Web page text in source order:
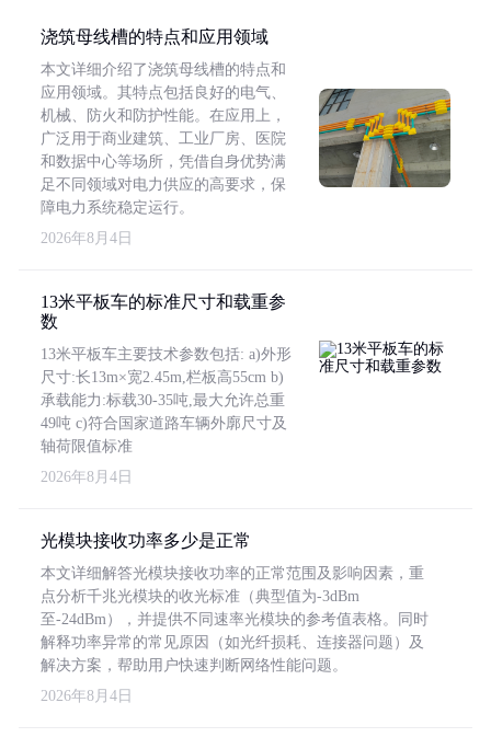
浇筑母线槽的特点和应用领域
本文详细介绍了浇筑母线槽的特点和
应用领域。其特点包括良好的电气、
机械、防火和防护性能。在应用上，
广泛用于商业建筑、工业厂房、医院
和数据中心等场所，凭借自身优势满
足不同领域对电力供应的高要求，保
障电力系统稳定运行。
2026年8月4日
13米平板车的标准尺寸和载重参
数
13米平板车主要技术参数包括: a)外形
尺寸:长13m×宽2.45m,栏板高55cm b)
承载能力:标载30-35吨,最大允许总重
49吨 c)符合国家道路车辆外廓尺寸及
轴荷限值标准
2026年8月4日
光模块接收功率多少是正常
本文详细解答光模块接收功率的正常范围及影响因素，重
点分析千兆光模块的收光标准（典型值为-3dBm
至-24dBm），并提供不同速率光模块的参考值表格。同时
解释功率异常的常见原因（如光纤损耗、连接器问题）及
解决方案，帮助用户快速判断网络性能问题。
2026年8月4日